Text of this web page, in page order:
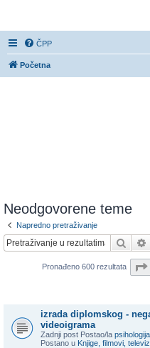
ČPP
Početna
Neodgovorene teme
Napredno pretraživanje
Pronađeno 600 rezultata
izrada diplomskog -
videoigrama
Zadnji post Postao/la
Postano u Knjige, filmovi,